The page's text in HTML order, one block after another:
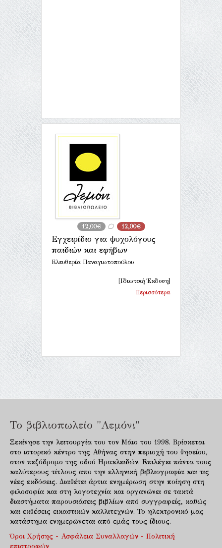
12,00€ 12,00€
Εγχειρίδιο για ψυχολόγους
παιδιών και εφήβων
Ελευθερία Παναγιωτοπούλου
[Ιδιωτική Έκδοση]
Περισσότερα
Το βιβλιοπωλείο "Λεμόνι"
Ξεκίνησε την λειτουργία του τον Μάιο του 1998. Βρίσκεται
στο ιστορικό κέντρο της Αθήνας στην περιοχή του θησείου,
στον πεζόδρομο της οδού Ηρακλειδών. Επιλέγει πάντα τους
καλύτερους τίτλους απο την ελληνική βιβλιογραφία και τις
νέες εκδόσεις. Διαθέτει άρτια ενημέρωση στην ποίηση στη
φιλοσοφία και στη λογοτεχνία και οργανώνει σε τακτά
διαστήματα παρουσιάσεις βιβλίων από συγγραφείς, καθώς
και εκθέσεις εικαστικών καλλιτεχνών. Το ηλεκτρονικό μας
κατάστημα ενημερώνεται από εμάς τους ίδιους.
Όροι Χρήσης - Ασφάλεια Συναλλαγών - Πολιτική
επιστροφών